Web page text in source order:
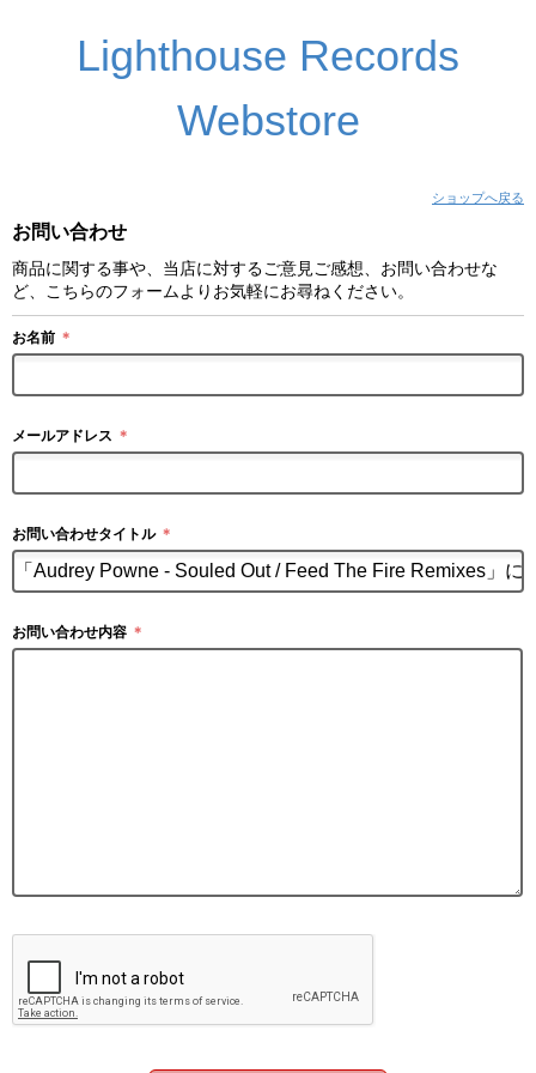
Lighthouse Records
Webstore
ショップへ戻る
お問い合わせ
商品に関する事や、当店に対するご意見ご感想、お問い合わせな
ど、こちらのフォームよりお気軽にお尋ねください。
お名前 ＊
メールアドレス ＊
お問い合わせタイトル ＊
お問い合わせ内容 ＊